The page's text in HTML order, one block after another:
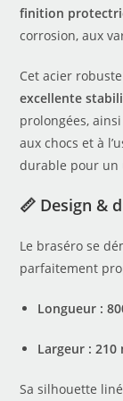
finition
corrosion, aux
Cet acier
excellente
prolongées,
aux chocs et à
durable pour un
📏 Design &
Le braséro se
parfaitement
Longueur :
Largeur : 210
Sa silhouette